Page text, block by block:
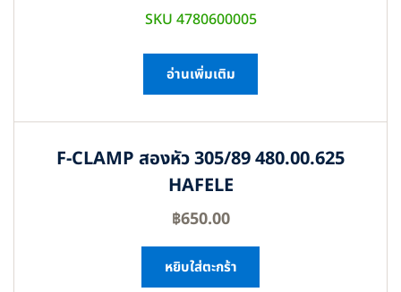
SKU 4780600005
อ่านเพิ่มเติม
F-CLAMP สองหัว 305/89 480.00.625
HAFELE
฿650.00
หยิบใส่ตะกร้า